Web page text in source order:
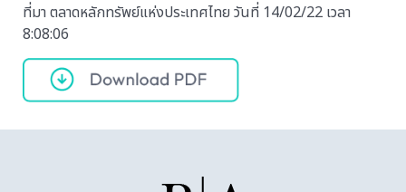
ที่มา ตลาดหลักทรัพย์แห่งประเทศไทย วันที่ 14/02/22 เวลา
8:08:06